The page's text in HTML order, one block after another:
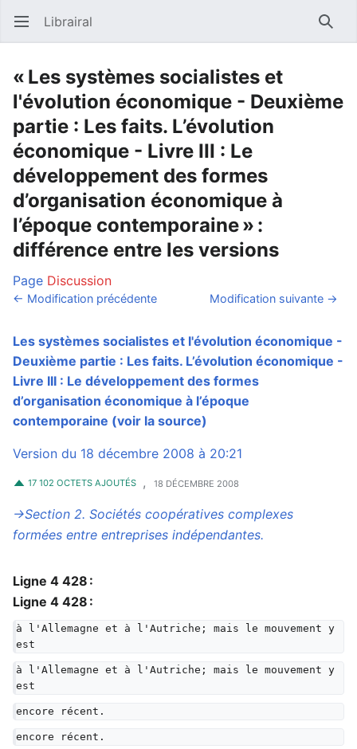
Ouvrir le menu principal Librairal
« Les systèmes socialistes et
l'évolution économique - Deuxième
partie : Les faits. L’évolution
économique - Livre III : Le
développement des formes
d’organisation économique à
l’époque contemporaine » :
différence entre les versions
Page Discussion
← Modification précédente Modification suivante →
Les systèmes socialistes et l'évolution économique -
Deuxième partie : Les faits. L’évolution économique -
Livre III : Le développement des formes
d’organisation économique à l’époque
contemporaine (voir la source)
Version du 18 décembre 2008 à 20:21
17 102 OCTETS AJOUTÉS , 18 DÉCEMBRE 2008
→‎Section 2. Sociétés coopératives complexes
formées entre entreprises indépendantes.
Ligne 4 428 :
Ligne 4 428 :
à l'Allemagne et à l'Autriche; mais le mouvement y
est
à l'Allemagne et à l'Autriche; mais le mouvement y
est
encore récent.
encore récent.